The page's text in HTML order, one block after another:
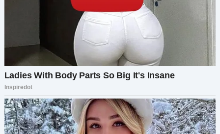
понять, что семья — это выбор, и она его не
сделала, я не оставляю ничего. У нее уже есть
все, что она когда-то хотела, как она сама
говорила.
Лицо моей матери покраснело.
— Моему внуку, ее сыну, я желаю добра. Но мой
дом, дело всей моей жизни, принадлежит тому,
кто никогда меня не бросал.